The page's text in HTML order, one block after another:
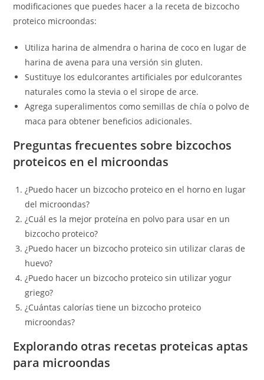
modificaciones que puedes hacer a la receta de bizcocho
proteico microondas:
Utiliza harina de almendra o harina de coco en lugar de
harina de avena para una versión sin gluten.
Sustituye los edulcorantes artificiales por edulcorantes
naturales como la stevia o el sirope de arce.
Agrega superalimentos como semillas de chía o polvo de
maca para obtener beneficios adicionales.
Preguntas frecuentes sobre bizcochos
proteicos en el microondas
¿Puedo hacer un bizcocho proteico en el horno en lugar
del microondas?
¿Cuál es la mejor proteína en polvo para usar en un
bizcocho proteico?
¿Puedo hacer un bizcocho proteico sin utilizar claras de
huevo?
¿Puedo hacer un bizcocho proteico sin utilizar yogur
griego?
¿Cuántas calorías tiene un bizcocho proteico
microondas?
Explorando otras recetas proteicas aptas
para microondas